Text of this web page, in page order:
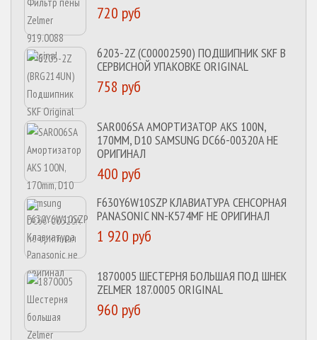
720 руб
6203-2Z (C00002590) ПОДШИПНИК SKF В
СЕРВИСНОЙ УПАКОВКЕ ORIGINAL
758 руб
SAR006SA АМОРТИЗАТОР AKS 100N,
170MM, D10 SAMSUNG DC66-00320A НЕ
ОРИГИНАЛ
400 руб
F630Y6W10SZP КЛАВИАТУРА СЕНСОРНАЯ
PANASONIC NN-K574MF НЕ ОРИГИНАЛ
1 920 руб
1870005 ШЕСТЕРНЯ БОЛЬШАЯ ПОД ШНЕК
ZELMER 187.0005 ORIGINAL
960 руб